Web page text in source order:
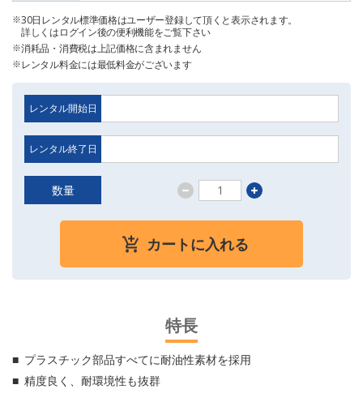
30日レンタル標準価格はユーザー登録して頂くと表示されます。
詳しくはログイン後の便利機能をご覧下さい
消耗品・消費税は上記価格に含まれません
レンタル料金には最低料金がございます
レンタル開始日
レンタル終了日
数量
カートに入れる
特長
プラスチック部品すべてに耐油性素材を採用
精度良く、耐環境性も抜群